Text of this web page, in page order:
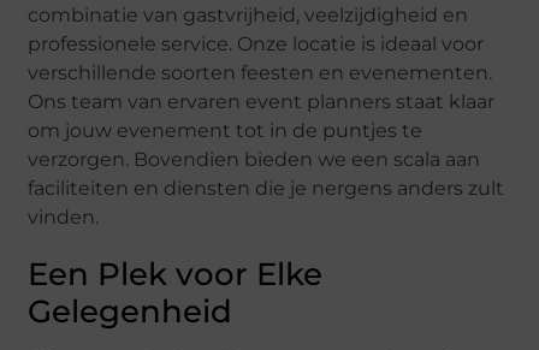
combinatie van gastvrijheid, veelzijdigheid en
professionele service. Onze locatie is ideaal voor
verschillende soorten feesten en evenementen.
Ons team van ervaren event planners staat klaar
om jouw evenement tot in de puntjes te
verzorgen. Bovendien bieden we een scala aan
faciliteiten en diensten die je nergens anders zult
vinden.
Een Plek voor Elke
Gelegenheid